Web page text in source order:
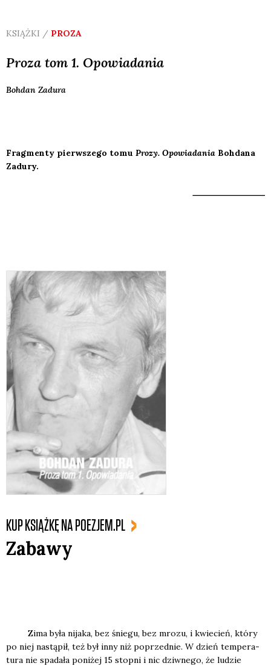
KSIĄŻKI / PROZA
Proza tom 1. Opowiadania
Bohdan Zadura
Fragmenty pierwszego tomu Prozy. Opowiadania Bohdana
Zadury.
KUP KSIĄŻKĘ NA POEZJEM.PL
Zabawy
Zima była nija­ka, bez śnie­gu, bez mro­zu, i kwie­cień, któ­ry
po niej nastą­pił, też był inny niż poprzed­nie. W dzień tem­pe­ra­
tu­ra nie spa­da­ła poni­żej 15 stop­ni i nic dziw­ne­go, że ludzie